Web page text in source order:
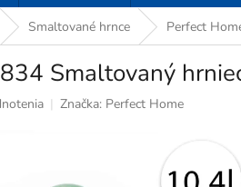
Smaltované hrnce Perfect
Smaltovaný
Značka: Perfect Home